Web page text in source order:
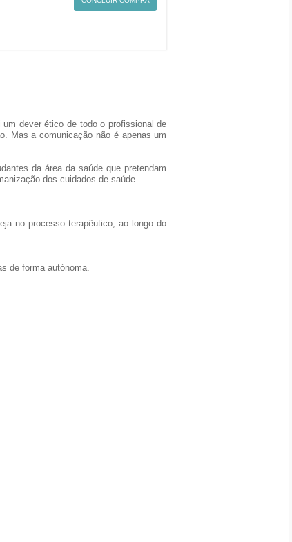
dever ético de todo o profissional de
Mas a comunicação não é apenas um
da área da saúde que pretendam
dos cuidados de saúde.
no processo terapêutico, ao longo do
de forma autónoma.